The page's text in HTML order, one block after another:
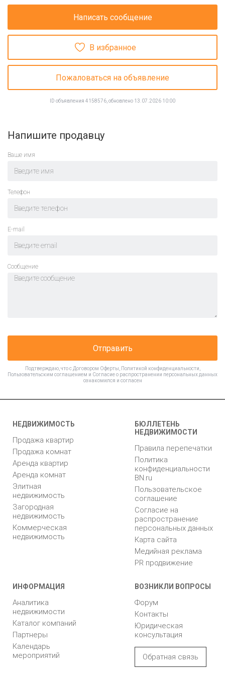
Написать сообщение
В избранное
Пожаловаться на объявление
ID объявления 4158576, обновлено 13.07.2026 10:00
Напишите продавцу
Ваше имя
Телефон
E-mail
Cообщение
Отправить
Подтверждаю, что с Договором Оферты Политикой конфиденциальности
Пользовательским соглашением и Согласие о распространении персональных данных
ознакомился и согласен
НЕДВИЖИМОСТЬ
Продажа квартир
Продажа комнат
Аренда квартир
Аренда комнат
Элитная
недвижимость
Загородная
недвижимость
Коммерческая
недвижимость
БЮЛЛЕТЕНЬ
НЕДВИЖИМОСТИ
Правила перепечатки
Политика
конфиденциальности
BN.ru
Пользовательское
соглашение
Согласие на
распространение
персональных данных
Карта сайта
Медийная реклама
PR продвижение
ИНФОРМАЦИЯ
Аналитика
недвижимости
Каталог компаний
Партнеры
Календарь
мероприятий
ВОЗНИКЛИ ВОПРОСЫ
Форум
Контакты
Юридическая
консультация
Обратная связь